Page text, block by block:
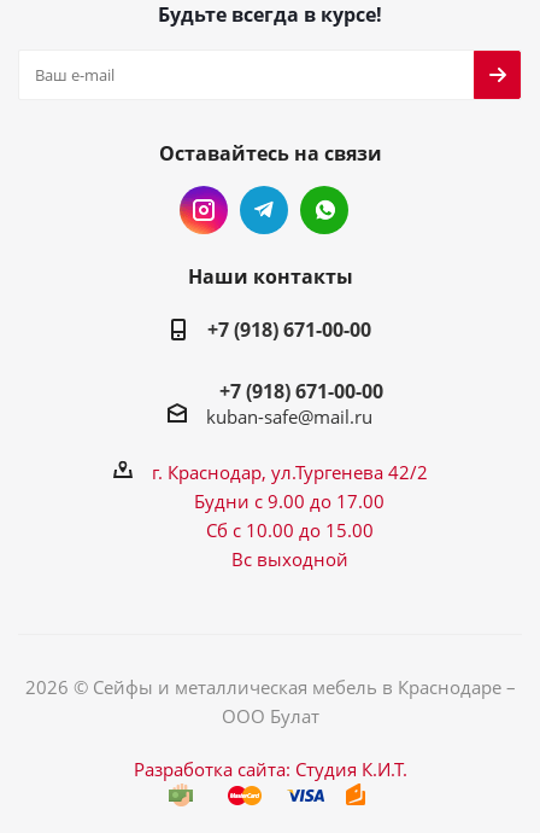
Будьте всегда в курсе!
Оставайтесь на связи
Наши контакты
+7 (918) 671-00-00
+7 (918) 671-00-00
kuban-safe@mail.ru
г. Краснодар, ул.Тургенева 42/2
Будни с 9.00 до 17.00
Сб с 10.00 до 15.00
Вс выходной
2026 © Сейфы и металлическая мебель в Краснодаре –
ООО Булат
Разработка сайта: Студия К.И.Т.